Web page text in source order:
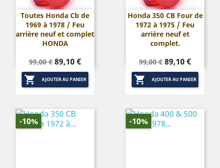
Toutes Honda Cb de
1969 à 1978 / Feu
arrière neuf et complet
HONDA
Prix
de
base
99,00 € Prix
89,10 €
 AJOUTER AU PANIER
Honda 350 CB Four de
1972 à 1975 / Feu
arrière neuf et
complet.
Prix
de
base
99,00 € Prix
89,10 €
 AJOUTER AU PANIER
-10% -10%